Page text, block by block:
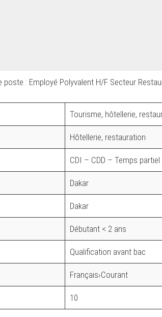
poste : Employé Polyvalent H/F Secteur
Tourisme, hôtellerie,
Hôtellerie, restauration
CDI – CDD – Temps partiel
Dakar
Dakar
Débutant < 2 ans
Qualification avant bac
Français›Courant
10